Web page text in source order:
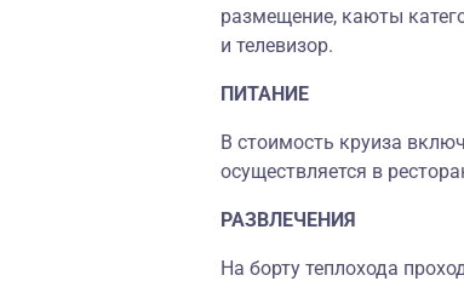
размещение, каюты
и телевизор.
ПИТАНИЕ
В стоимость круиза
осуществляется в
РАЗВЛЕЧЕНИЯ
На борту теплохода